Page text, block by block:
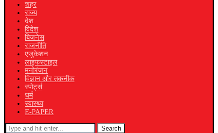
शहर
राज्य
देश
विदेश
बिजनेस
राजनीति
एजुकेशन
लाइफस्टाइल
मनोरंजन
विज्ञान और तकनीक
स्पोर्ट्स
धर्म
स्वास्थ्य
E-PAPER
Search